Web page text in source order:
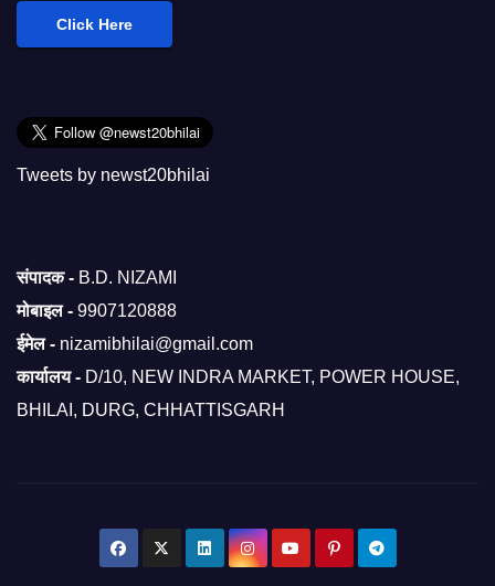
Click Here
Tweets by newst20bhilai
संपादक - B.D. NIZAMI
मोबाइल - 9907120888
ईमेल - nizamibhilai@gmail.com
कार्यालय - D/10, NEW INDRA MARKET, POWER HOUSE,
BHILAI, DURG, CHHATTISGARH